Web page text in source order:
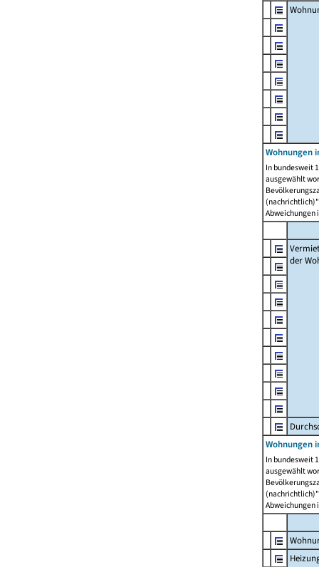
Wohnungen
In bundesweit
ausgewählt
Abweichungen
der
Wohnungen
In bundesweit
ausgewählt
Abweichungen